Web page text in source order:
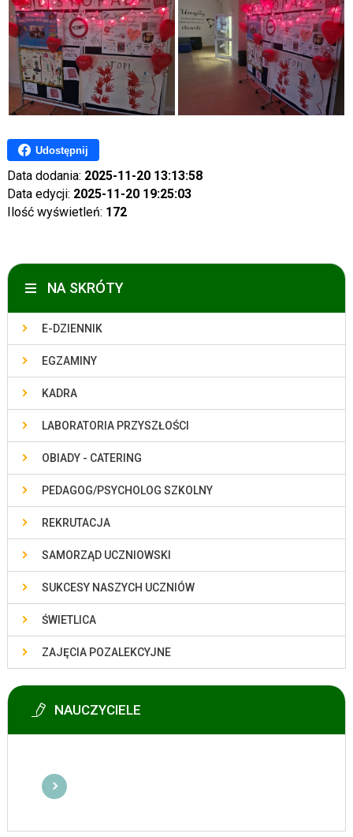
Udostępnij
Data dodania: 2025-11-20 13:13:58
Data edycji: 2025-11-20 19:25:03
Ilość wyświetleń: 172
NA SKRÓTY
E-DZIENNIK
EGZAMINY
KADRA
LABORATORIA PRZYSZŁOŚCI
OBIADY - CATERING
PEDAGOG/PSYCHOLOG SZKOLNY
REKRUTACJA
SAMORZĄD UCZNIOWSKI
SUKCESY NASZYCH UCZNIÓW
ŚWIETLICA
ZAJĘCIA POZALEKCYJNE
NAUCZYCIELE